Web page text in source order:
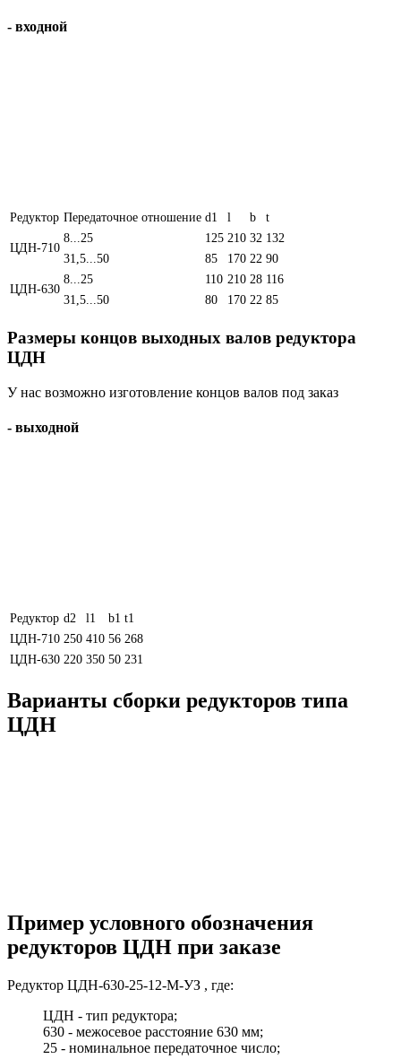
- входной
Редуктор Передаточное отношение d1 l b t
ЦДН-710
8...25 125 210 32 132
31,5...50
85 170 22 90
ЦДН-630
8...25 110 210 28 116
31,5...50
80 170 22 85
Размеры концов выходных валов редуктора
ЦДН
У нас возможно изготовление концов валов под заказ
- выходной
Редуктор d2 l1 b1 t1
ЦДН-710 250 410 56 268
ЦДН-630 220 350 50 231
Варианты сборки редукторов типа
ЦДН
Пример условного обозначения
редукторов ЦДН при заказе
Редуктор ЦДН-630-25-12-М-УЗ , где:
ЦДН - тип редуктора;
630 - межосевое расстояние 630 мм;
25 - номинальное передаточное число;